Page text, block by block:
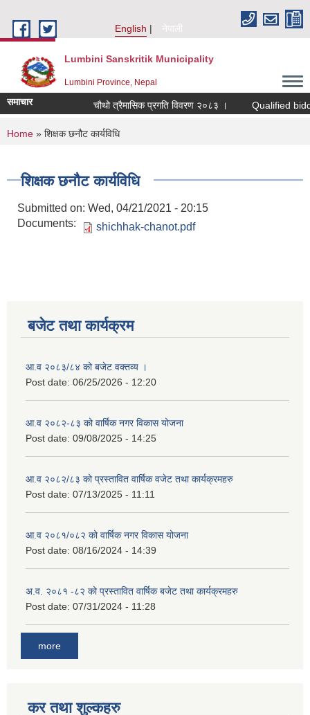
English
नेपाली
Lumbini Sanskritik Municipality
Lumbini Province, Nepal
समाचार चौथो त्रैमासिक प्रगति विवरण २०८३ । Qualified bidders
You are here
Home » शिक्षक छनौट कार्यविधि
शिक्षक छनौट कार्यविधि
Submitted on: Wed, 04/21/2021 - 20:15
Documents:
shichhak-chanot.pdf
बजेट तथा कार्यक्रम
आ.व २०८३/८४ को बजेट वक्तव्य ।
Post date: 06/25/2026 - 12:20
आ.व २०८२-८३ को वार्षिक नगर विकास योजना
Post date: 09/08/2025 - 14:25
आ.व २०८२/८३ को प्रस्तावित वार्षिक वजेट तथा कार्यक्रमहरु
Post date: 07/13/2025 - 11:11
आ.व २०८१/०८२ को वार्षिक नगर विकास योजना
Post date: 08/16/2024 - 14:39
अ.व. २०८१ -८२ को प्रस्तावित वार्षिक बजेट तथा कार्यक्रमहरु
Post date: 07/31/2024 - 11:28
more
कर तथा शुल्कहरु